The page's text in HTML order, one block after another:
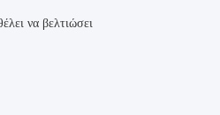
να βελτιώσει